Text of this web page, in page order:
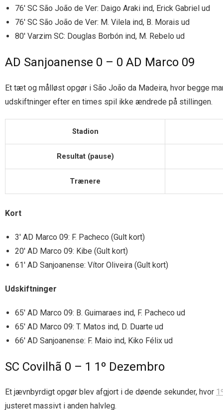
76′ SC São João de Ver: Daigo Araki ind, Erick Gabriel ud
76′ SC São João de Ver: M. Vilela ind, B. Morais ud
80′ Varzim SC: Douglas Borbón ind, M. Rebelo ud
AD Sanjoanense 0 – 0 AD Marco 09
Et tæt og målløst opgør i São João da Madeira, hvor begge
udskiftninger efter en times spil ikke ændrede på stillingen.
Stadion
Resultat (pause)
Trænere
Kort
3′ AD Marco 09: F. Pacheco (Gult kort)
20′ AD Marco 09: Kibe (Gult kort)
61′ AD Sanjoanense: Vítor Oliveira (Gult kort)
Udskiftninger
65′ AD Marco 09: B. Guimaraes ind, F. Pacheco ud
65′ AD Marco 09: T. Matos ind, D. Duarte ud
66′ AD Sanjoanense: F. Maio ind, Kiko Félix ud
SC Covilhã 0 – 1 1º Dezembro
Et jævnbyrdigt opgør blev afgjort i de døende sekunder, hvor
justeret massivt i anden halvleg.